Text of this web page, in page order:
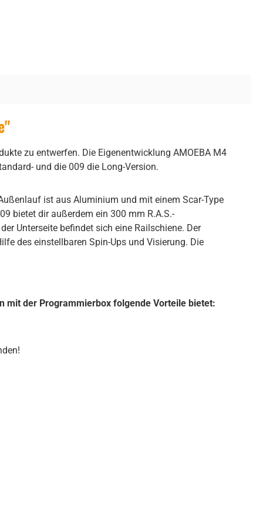
zu entwerfen. Die Eigenentwicklung AMOEBA M4
und die 009 die Long-Version.
ist aus Aluminium und mit einem Scar-Type
bietet dir außerdem ein 300 mm R.A.S.-
Unterseite befindet sich eine Railschiene. Der
des einstellbaren Spin-Ups und Visierung. Die
mit der Programmierbox folgende Vorteile bietet: